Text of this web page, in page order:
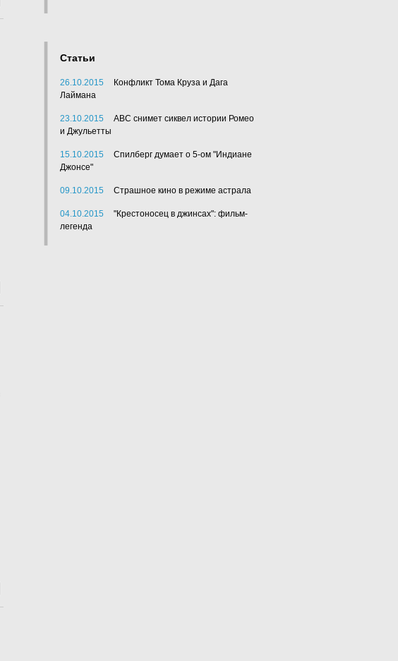
Статьи
26.10.2015
Конфликт Тома Круза и Дага
Лаймана
23.10.2015
АВС снимет сиквел истории Ромео
и Джульетты
15.10.2015
Спилберг думает о 5-ом "Индиане
Джонсе"
09.10.2015 Страшное кино в режиме астрала
04.10.2015
"Крестоносец в джинсах": фильм-
легенда